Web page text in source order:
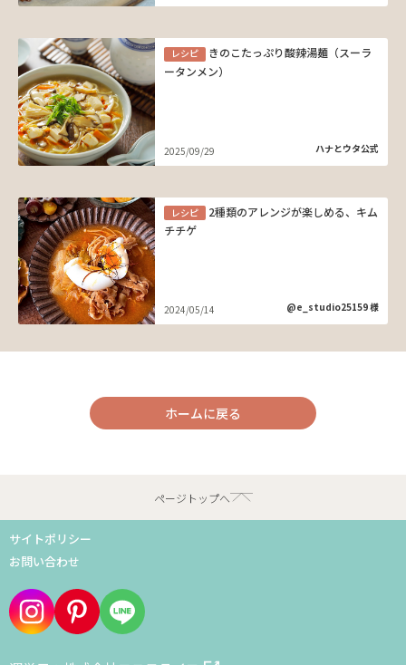
レシピ
きのこたっぷり酸辣湯麺（スーラ
ータンメン）
2025/09/29 ハナとウタ公式
レシピ
2種類のアレンジが楽しめる、キム
チチゲ
2024/05/14 @e_studio25159 様
ホームに戻る
ページトップへ
サイトポリシー
お問い合わせ